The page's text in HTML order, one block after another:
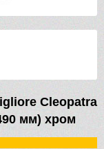
Cleopatra
мм) хром